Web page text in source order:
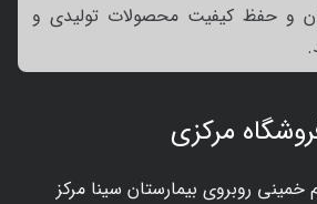
مرکزی
خمینی روبروی بیمارستان سینا مرکز
و حفظ کیفیت محصولات تولیدی و